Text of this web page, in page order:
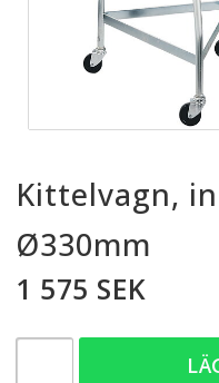
Kittelvagn,
Ø330mm
1 575 SEK